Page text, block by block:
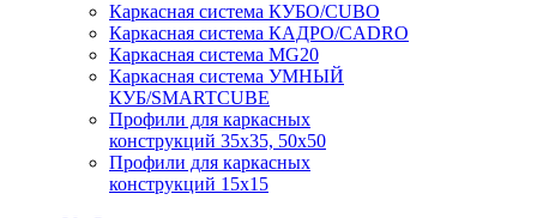
Каркасная система КУБО/CUBO
Каркасная система КАДРО/CADRO
Каркасная система MG20
Каркасная система УМНЫЙ
КУБ/SMARTCUBE
Профили для каркасных
конструкций 35x35, 50x50
Профили для каркасных
конструкций 15х15